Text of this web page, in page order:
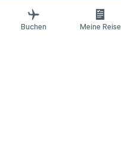
Verwandte Websites
Reiseführer
Buchen Meine Reise